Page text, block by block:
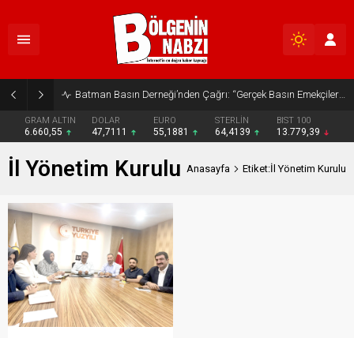
Batman Basın Derneği’nden Çağrı: “Gerçek Basın Emekçileri Desteklenmeli”
GRAM ALTIN
6.660,55
DOLAR
47,7111
EURO
55,1881
STERLİN
64,4139
BIST 100
13.779,39
İl Yönetim Kurulu Anasayfa Etiket:İl Yönetim Kurulu